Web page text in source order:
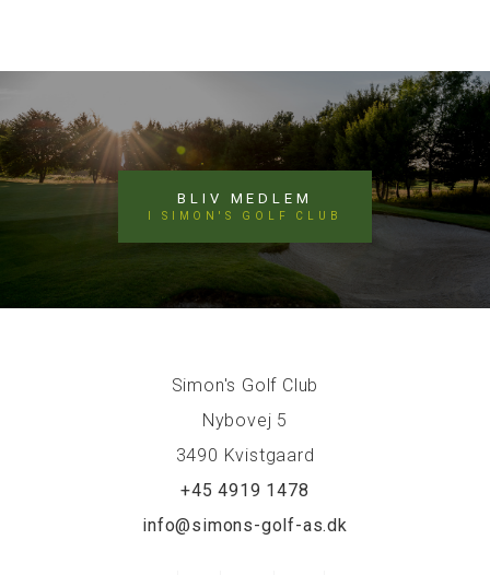
BLIV MEDLEM
I SIMON'S GOLF CLUB
Simon's Golf Club
Nybovej 5
3490 Kvistgaard
+45 4919 1478
info@simons-golf-as.dk